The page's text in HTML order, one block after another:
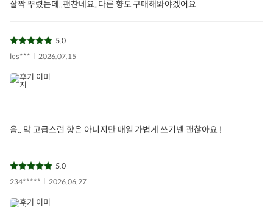
살짝 뿌렸는데..괜찬네요..다른 향도 구매해봐야겠어요
5.0
les***
2026.07.15
음.. 막 고급스런 향은 아니지만 매일 가볍게 쓰기넨 괜찮아요 !
5.0
234*****
2026.06.27